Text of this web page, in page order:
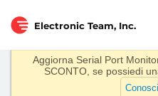
Electronic Team, Inc.
Aggiorna Serial Port
SCONTO, se possiedi